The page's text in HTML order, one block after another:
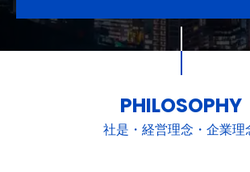
PHILOSOPHY
社是・経営理念・企業理